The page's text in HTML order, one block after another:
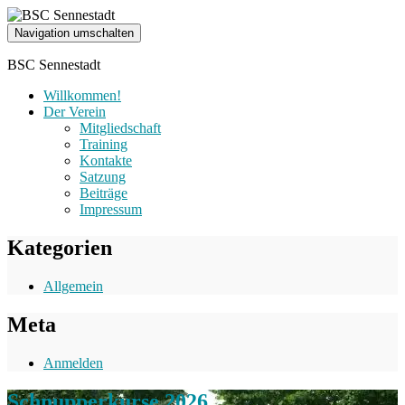
Navigation umschalten
BSC Sennestadt
Willkommen!
Der Verein
Mitgliedschaft
Training
Kontakte
Satzung
Beiträge
Impressum
Kategorien
Allgemein
Meta
Anmelden